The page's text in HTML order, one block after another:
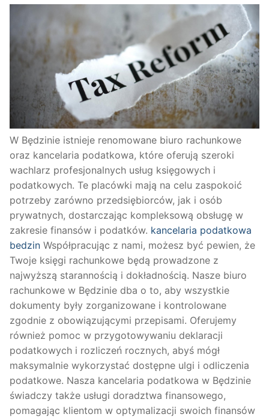
W Będzinie istnieje renomowane biuro rachunkowe
oraz kancelaria podatkowa, które oferują szeroki
wachlarz profesjonalnych usług księgowych i
podatkowych. Te placówki mają na celu zaspokoić
potrzeby zarówno przedsiębiorców, jak i osób
prywatnych, dostarczając kompleksową obsługę w
zakresie finansów i podatków. kancelaria podatkowa
bedzin Współpracując z nami, możesz być pewien, że
Twoje księgi rachunkowe będą prowadzone z
najwyższą starannością i dokładnością. Nasze biuro
rachunkowe w Będzinie dba o to, aby wszystkie
dokumenty były zorganizowane i kontrolowane
zgodnie z obowiązującymi przepisami. Oferujemy
również pomoc w przygotowywaniu deklaracji
podatkowych i rozliczeń rocznych, abyś mógł
maksymalnie wykorzystać dostępne ulgi i odliczenia
podatkowe. Nasza kancelaria podatkowa w Będzinie
świadczy także usługi doradztwa finansowego,
pomagając klientom w optymalizacji swoich finansów